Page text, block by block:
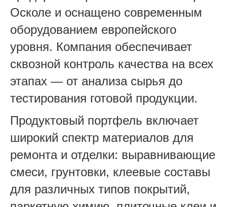
Осколе и оснащено современным
оборудованием европейского
уровня. Компания обеспечивает
сквозной контроль качества на всех
этапах — от анализа сырья до
тестирования готовой продукции.
Продуктовый портфель включает
широкий спектр материалов для
ремонта и отделки: выравнивающие
смеси, грунтовки, клеевые составы
для различных типов покрытий,